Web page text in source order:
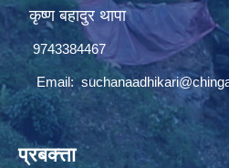
कृष्ण बहादुर थापा
9743384467
Email:
प्रबक्त्ता